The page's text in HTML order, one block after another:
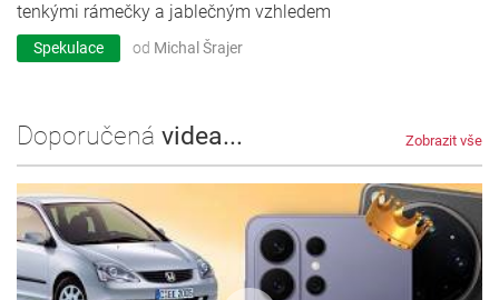
tenkými rámečky a jablečným vzhledem
Spekulace od Michal Šrajer
Doporučená videa... Zobrazit vše